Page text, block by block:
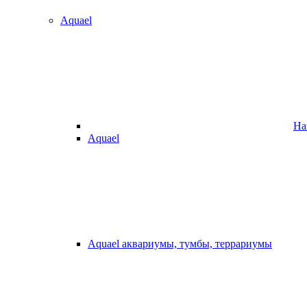
Aquael
Aquael
Aquael аквариумы, тумбы, террариумы